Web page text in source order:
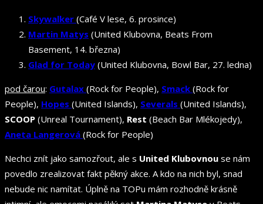
Skywalker (Café V lese, 6. prosince)
Martin Matys (United Klubovna, Beats From
Basement, 14. března)
Glad for Today (United Klubovna, Bowl Bar, 27. ledna)
pod čarou: Gutalax (Rock for People), Smack (Rock for
People), Hopes (United Islands), Severals (United Islands),
SCOOP (Unreal Tournament), Rest (Beach Bar Mlékojedy),
Aneta Langerová (Rock for People)
Nechci znít jako samozřout, ale s United Klubovnou se nám
povedlo zrealizovat fakt pěkný akce. A kdo na nich byl, snad
nebude nic namítat. Úplně na TOPu mám rozhodně krásně